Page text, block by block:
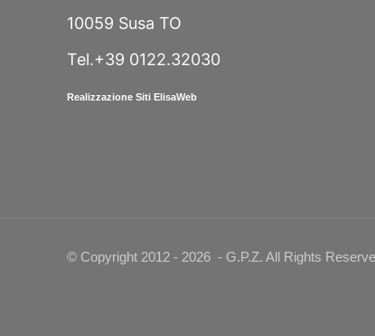
10059 Susa TO
Tel.+39 0122.32030
Realizzazione Siti ElisaWeb
© Copyright 2012 - 2026 - G.P.Z. All Rights